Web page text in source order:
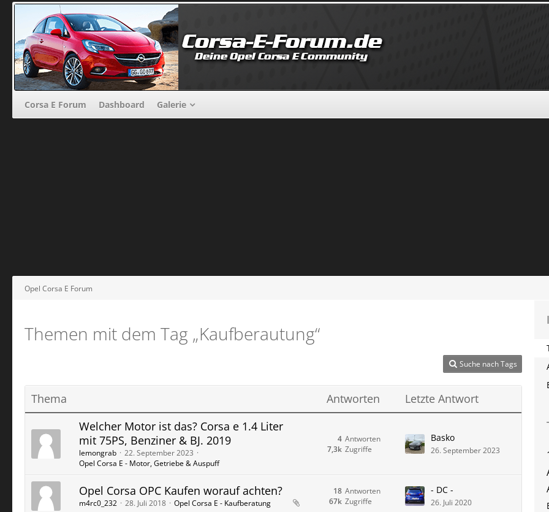
Corsa E Forum Dashboard Galerie
Opel Corsa E Forum
Themen mit dem Tag „Kaufberautung“
Suche nach Tags
Thema Antworten
Letzte Antwort
Welcher Motor ist das? Corsa e 1.4 Liter
mit 75PS, Benziner & BJ. 2019
lemongrab
22. September 2023
Opel Corsa E - Motor, Getriebe & Auspuff
Antworten
4
Zugriffe
7,3k
Basko
26. September 2023
Opel Corsa OPC Kaufen worauf achten?
m4rc0_232 28. Juli 2018 Opel Corsa E - Kaufberatung
Antworten
18
Zugriffe
67k
- DC -
26. Juli 2020